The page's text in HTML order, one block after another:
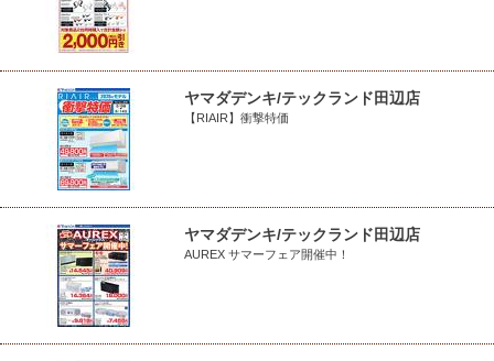
ヤマダデンキ/テックランド田辺店
【RIAIR】衝撃特価
ヤマダデンキ/テックランド田辺店
AUREX サマーフェア開催中！